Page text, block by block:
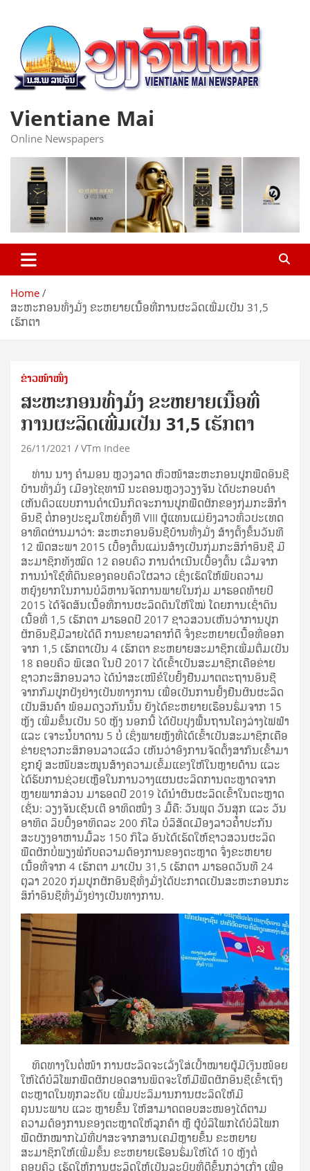
content
Vientiane Mai
Online Newspapers
Home
ສະຫະກອນທົ່ງມັ່ງ ຂະຫຍາຍເນື້ອທີ່ການຜະລິດເພີ່ມເປັນ 31,5
ເຮັກຕາ
ຂ່າວໜ້າໜຶ່ງ
ສະຫະກອນທົ່ງມັ່ງ ຂະຫຍາຍເນື້ອທີ່
ການຜະລິດເພີ່ມເປັນ 31,5 ເຮັກຕາ
26/11/2021 VTm Indee
ທ່ານ ນາງ ຄໍາມອນ ຫຼວງລາດ ຫົວໜ້າສະຫະກອນປູກພືດອິນຊີ
ບ້ານທົ່ງມັ່ງ ເມືອງໄຊທານີ ນະຄອນຫຼວງວຽງຈັນ ໄດ້ປະກອບຄໍາ
ເຫັນຕົວແບບການດໍາເນີນກິດຈະການປູກພືດຜັກຂອງກຸ່ມກະສິກໍາ
ອິນຊີ ຕໍ່ກອງປະຊຸມໃຫຍ່ຄັ້ງທີ VIII ຜູ້ແທນແມ່ຍິງລາວທົ່ວປະເທດ
ອາທິດຜ່ານມາວ່າ: ສະຫະກອນອິນຊີບ້ານທົ່ງມັ່ງ ສ້າງຕັ້ງຂຶ້ນວັນທີ
12 ພຶດສະພາ 2015 ເບື້ອງຕົ້ນແມ່ນສ້າງເປັນກຸ່ມກະສິກໍາອິນຊີ ມີ
ສະມາຊິກທັງໝົດ 12 ຄອບຄົວ ການດໍາເນີນເບື້ອງຕົ້ນ ເລີ່ມຈາກ
ການນໍາໃຊ້ທີ່ດິນຂອງຄອບຄົວໃຜລາວ ເຊິ່ງເຮັດໃຫ້ພົບຄວາມ
ຫຍຸ້ງຍາກໃນການບໍລິຫານຈັດການພາຍໃນກຸ່ມ ມາຮອດທ້າຍປີ
2015 ໄດ້ຈັດສັນເນື້ອທີ່ການຜະລິດດິນໃຫ້ໃໝ່ ໂດຍການເຊົ່າດິນ
ເນື້ອທີ່ 1,5 ເຮັກຕາ ມາຮອດປີ 2017 ຊາວສວນເຫັນວ່າການປູກ
ຜັກອິນຊີມີລາຍໄດ້ດີ ການຂາຍລາຄາກໍດີ ຈຶ່ງຂະຫຍາຍເນື້ອທີ່ອອກ
ຈາກ 1,5 ເຮັກຕາເປັນ 4 ເຮັກຕາ ຂະຫຍາຍສະມາຊິກເພີ່ມຕື່ມເປັນ
18 ຄອບຄົວ ພິເສດ ໃນປີ 2017 ໄດ້ເຂົ້າເປັນສະມາຊິກເຄືອຂ່າຍ
ຊາວກະສິກອນລາວ ໄດ້ນໍາສະເໜີຂໍໃບຢັ້ງຢືນມາຕຕະຖານອິນຊີ
ຈາກກົມປູກຝັງຢ່າງເປັນທາງການ ເພື່ອເປັນການຢັ້ງຢືນຜົນຜະລິດ
ເປັນສິນຄ້າ ພ້ອມດຽວກັນນັ້ນ ຍັງໄດ້ຂະຫຍາຍເຮືອນຮົ່ມຈາກ 15
ຫຼັງ ເພີ່ມຂຶ້ນເປັນ 50 ຫຼັງ ນອກນີ້ ໄດ້ປັບປຸງພື້ນຖານໂຄງລ່າງໄຟຟ້າ
ແລະ ເຈາະນໍ້ບາດານ 5 ບໍ່ ເຊິ່ງພາຍຫຼັງທີ່ໄດ້ເຂົ້າເປັນສະມາຊິກເຄືອ
ຂ່າຍຊາວກະສິກອນລາວແລ້ວ ເຫັນວ່າອົງການຈັດຕັ້ງສາກົນເຂົ້າມາ
ຊຸກຍູ້ ສະໜັບສະໜູນສ້າງຄວາມເຂັ້ມແຂງໃຫ້ໃນຫຼາຍດ້ານ ແລະ
ໄດ້ຮັບການຊ່ວຍເຫຼືອໃນການວາງແຜນຜະລິດການຕະຫຼາດຈາກ
ຫຼາຍພາກສ່ວນ ມາຮອດປີ 2019 ໄດ້ນຳຜົນຜະລິດເຂົ້າໃນຕະຫຼາດ
ເຊັ່ນ: ວຽງຈັນເຊັນເຕີ ອາທິດໜຶ່ງ 3 ມື້ຄື: ວັນພຸດ ວັນສຸກ ແລະ ວັນ
ອາທິດ ລິບປິ້ງອາທິດລະ 200 ກິໂລ ບໍລິສັດເມືອງລາວຄໍ້າປະກັນ
ສະບຽງອາຫານມື້ລະ 150 ກິໂລ ອັນໄດ້ເຮັດໃຫ້ຊາວສວນຜະລິດ
ພືດຜັກບໍ່ພຽງພໍກັບຄວາມຕ້ອງການຂອງຕະຫຼາດ ຈຶ່ງຂະຫຍາຍ
ເນື້ອທີ່ຈາກ 4 ເຮັກຕາ ມາເປັນ 31,5 ເຮັກຕາ ມາຮອດວັນທີ 24
ຕຸລາ 2020 ກຸ່ມປູກຜັກອິນຊີທົ່ງມັ່ງໄດ້ປະກາດເປັນສະຫະກອນກະ
ສິກໍາອິນຊີທົ່ງມັ່ງຢ່າງເປັນທາງການ.
ທິດທາງໃນຕໍ່ໜ້າ ການຜະລິດຈະເລັ່ງໃສ່ເປົ້າໝາຍຜູ້ມີເງິນໜ້ອຍ
ໃຫ້ໄດ້ບໍລິໂພກພືດຜັກປອດສານພິດຈະໃຫ້ມີພືດຜັກອິນຊີເຂົ້າເຖິງ
ຕະຫຼາດໃນທຸກລະດັບ ເພີ່ມປະລິມານການຜະລິດໃຫ້ມີ
ຄຸນນະພາບ ແລະ ຫຼາຍຂຶ້ນ ໃຫ້ສາມາດຕອບສະໜອງໄດ້ຕາມ
ຄວາມຕ້ອງການຂອງຕະຫຼາດໃຫ້ລູກຄ້າ ຫຼື ຜູ້ບໍລິໂພກໄດ້ບໍລິໂພກ
ພືດຜັກໝາກໄມ້ທີ່ປາສະຈາກສານເຄມີຫຼາຍຂຶ້ນ ຂະຫຍາຍ
ສະມາຊິກໃຫ້ເພີ່ມຂຶ້ນ ຂະຫຍາຍເຮືອນຮົ່ມໃຫ້ໄດ້ 10 ຫຼັງຕໍ່
ຄອບຄົວ ເຮັດໃຫ້ການຜະລິດໃຫ້ເປັນລະບົບທີ່ດີຂຶ້ນກວ່າເກົ່າ ເພື່ອ